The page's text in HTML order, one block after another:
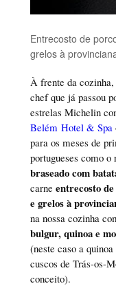
Entrecosto de
grelos à
À frente da
chef que já passou
estrelas Michelin
Belém Hotel & Spa
para os meses de
portugueses como o
braseado com
carne entrecosto
e grelos à
na nossa cozinha
bulgur, quinoa e
(neste caso a
cuscos de Trás-os-
conceito).